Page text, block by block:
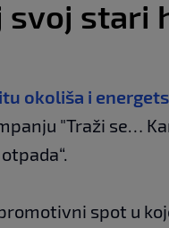
svoj stari
okoliša i
"Traži se…
spot u